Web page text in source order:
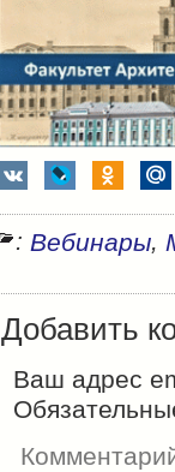
: Вебинары,
Добавить
Ваш адрес